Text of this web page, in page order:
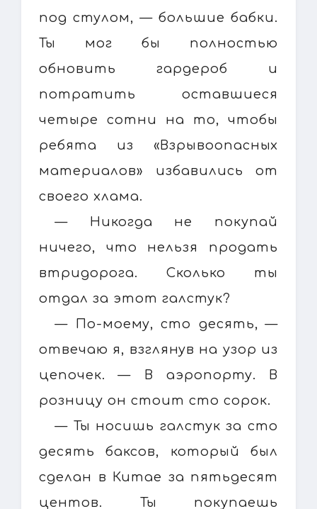
под стулом, — большие бабки.
Ты мог бы полностью
обновить гардероб и
потратить оставшиеся
четыре сотни на то, чтобы
ребята из «Взрывоопасных
материалов» избавились от
своего хлама.
— Никогда не покупай
ничего, что нельзя продать
втридорога. Сколько ты
отдал за этот галстук?
— По-моему, сто десять, —
отвечаю я, взглянув на узор из
цепочек. — В аэропорту. В
розницу он стоит сто сорок.
— Ты носишь галстук за сто
десять баксов, который был
сделан в Китае за пятьдесят
центов. Ты покупаешь